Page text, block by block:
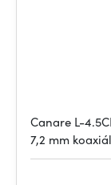
Canare L-
7,2 mm